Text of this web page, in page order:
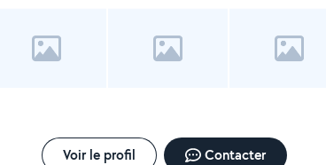
Voir le profil Contacter